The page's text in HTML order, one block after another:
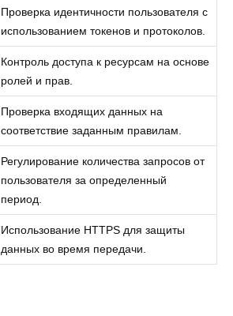
Проверка идентичности пользователя с
использованием токенов и протоколов.
Контроль доступа к ресурсам на основе
ролей и прав.
Проверка входящих данных на
соответствие заданным правилам.
Регулирование количества запросов от
пользователя за определенный
период.
Использование HTTPS для защиты
данных во время передачи.